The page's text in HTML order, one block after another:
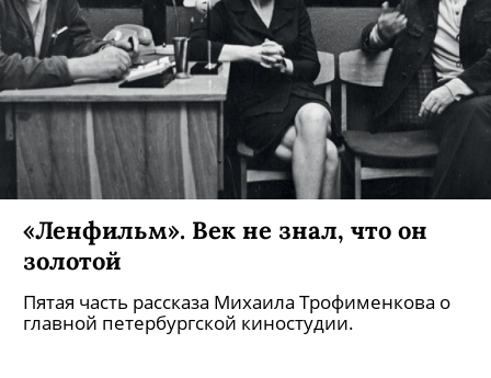
«Ленфильм». Век не знал, что он
золотой
Пятая часть рассказа Михаила Трофименкова о
главной петербургской киностудии.